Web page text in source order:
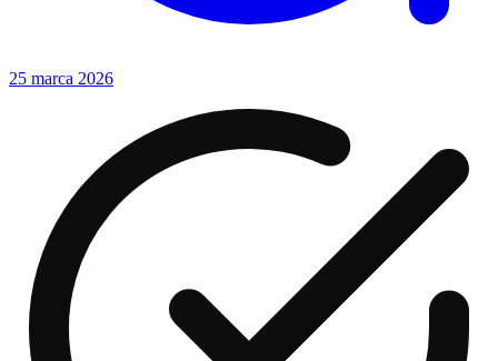
25 marca 2026